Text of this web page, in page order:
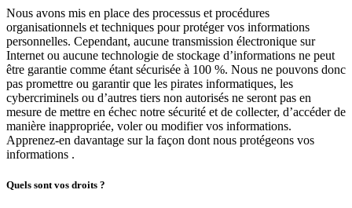
Nous avons mis en place des processus et procédures
organisationnels et techniques pour protéger vos informations
personnelles. Cependant, aucune transmission électronique sur
Internet ou aucune technologie de stockage d’informations ne peut
être garantie comme étant sécurisée à 100 %. Nous ne pouvons donc
pas promettre ou garantir que les pirates informatiques, les
cybercriminels ou d’autres tiers non autorisés ne seront pas en
mesure de mettre en échec notre sécurité et de collecter, d’accéder de
manière inappropriée, voler ou modifier vos informations.
Apprenez-en davantage sur la façon dont nous protégeons vos
informations .
Quels sont vos droits ?